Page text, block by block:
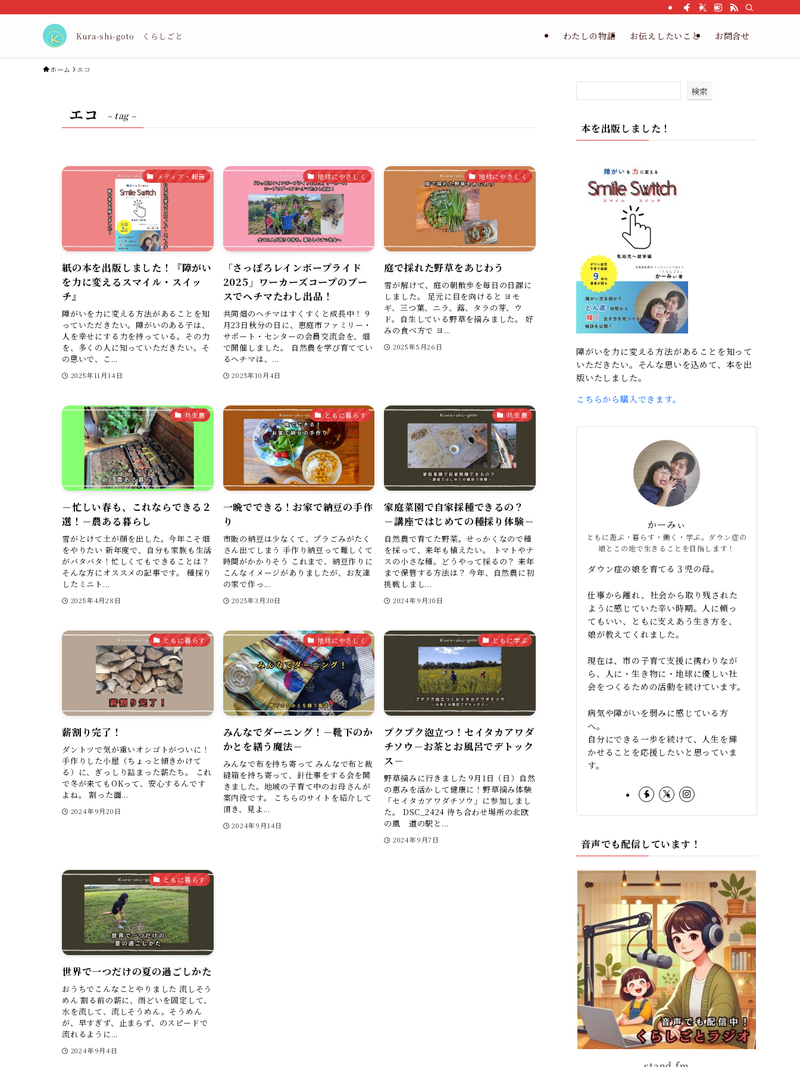
Kura-shi-goto くらしごと わたしの物語 お伝えしたいこと お問合せ
ホーム エコ
エコ – tag –
メディア・報告
紙の本を出版しました！『障がい
を力に変えるスマイル・スイッ
チ』
障がいを力に変える方法があることを知
っていただきたい。障がいのある子は、
人を幸せにする力を持っている。その力
を、多くの人に知っていただきたい。そ
の思いで、こ...
2025年11月14日
地球にやさしく
「さっぽろレインボープライド
2025」ワーカーズコープのブー
スでヘチマたわし出品！
共同畑のヘチマはすくすくと成長中！ 9
月23日秋分の日に、恵庭市ファミリー・
サポート・センターの会員交流会を、畑
で開催しました。 自然農を学び育ててい
るヘチマは、...
2025年10月4日
地球にやさしく
庭で採れた野草をあじわう
雪が解けて、庭の朝散歩を毎日の日課に
しました。 足元に目を向けると ヨモ
ギ、三つ葉、ニラ、蕗、タラの芽、ウ
ド。自生している野草を摘みました。 好
みの食べ方で ヨ...
2025年5月26日
共生農
－忙しい春も、これならできる２
選！－農ある暮らし
雪がとけて土が顔を出した。今年こそ畑
をやりたい 新年度で、自分も家族も生活
がバタバタ！忙しくてもできることは？
そんな方にオススメの記事です。 種採り
したミニト...
2025年4月28日
ともに暮らす
一晩でできる！お家で納豆の手作
り
市販の納豆は少なくて、プラごみがたく
さん出てしまう 手作り納豆って難しくて
時間がかかりそう これまで、納豆作りに
こんなイメージがありましたが、お友達
の家で作っ...
2025年3月30日
共生農
家庭菜園で自家採種できるの？
－講座ではじめての種採り体験－
自然農で育てた野菜。せっかくなので種
を採って、来年も植えたい。 トマトやナ
スの小さな種。どうやって採るの？ 来年
まで保管する方法は？ 今年、自然農に初
挑戦しまし...
2024年9月30日
ともに暮らす
薪割り完了！
ダントツで気が重いオシゴトがついに！
手作りした小屋（ちょっと傾きかけて
る）に、ぎっしり詰まった薪たち。 これ
で冬が来てもOKって、安心するんです
よね。 割った面...
2024年9月20日
地球にやさしく
みんなでダーニング！－靴下のか
かとを繕う魔法－
みんなで布を持ち寄って みんなで布と裁
縫箱を持ち寄って、針仕事をする会を開
きました。地域の子育て中のお母さんが
案内役です。 こちらのサイトを紹介して
頂き、見よ...
2024年9月14日
ともに学ぶ
プクプク泡立つ！セイタカアワダ
チソウ－お茶とお風呂でデトック
ス－
野草摘みに行きました 9月1日（日）自然
の惠みを活かして健康に！野草摘み体験
「セイタカアワダチソウ」に参加しまし
た。 DSC_2424 待ち合わせ場所の北欧
の風 道の駅と...
2024年9月7日
ともに暮らす
世界で一つだけの夏の過ごしかた
おうちでこんなことやりました 流しそう
めん 割る前の薪に、雨どいを固定して、
水を流して、流しそうめん。そうめん
が、早すぎず、止まらず、のスピードで
流れるように...
2024年9月4日
検索
本を出版しました！
障がいを力に変える方法があることを知って
いただきたい。そんな思いを込めて、本を出
版いたしました。
こちらから購入できます。
かーみぃ
ともに遊ぶ・暮らす・働く・学ぶ。ダウン症の
娘とこの地で生きることを目指します！
ダウン症の娘を育てる３児の母。
仕事から離れ、社会から取り残された
ように感じていた辛い時期。人に頼っ
てもいい、ともに支えあう生き方を、
娘が教えてくれました。
現在は、市の子育て支援に携わりなが
ら、人に・生き物に・地球に優しい社
会をつくるための活動を続けています。
病気や障がいを弱みに感じている方
へ。
自分にできる一歩を続けて、人生を輝
かせることを応援したいと思っていま
す。
音声でも配信しています！